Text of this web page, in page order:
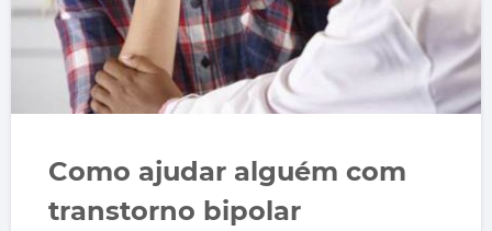
Como ajudar alguém com
transtorno bipolar